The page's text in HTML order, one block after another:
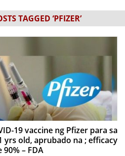
TAGGED ‘PFIZER’
19 vaccine ng Pfizer para sa
yrs old, aprubado na ; efficacy
90% – FDA